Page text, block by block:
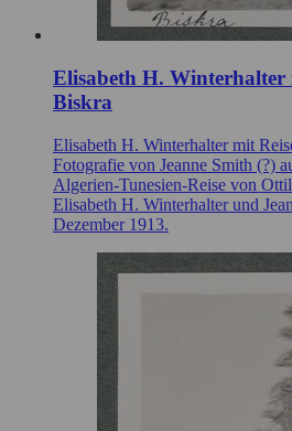
Elisabeth H. Winterhalter
Biskra
Elisabeth H. Winterhalter mit
Fotografie von Jeanne Smith (?)
Algerien-Tunesien-Reise von
Elisabeth H. Winterhalter und
Dezember 1913.